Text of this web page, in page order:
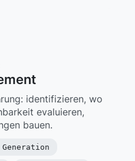
identifizieren, wo
evaluieren,
bauen.